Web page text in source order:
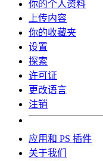
你的个人资料
上传内容
你的收藏夹
设置
探索
许可证
更改语言
注销
应用和 PS 插件
关于我们